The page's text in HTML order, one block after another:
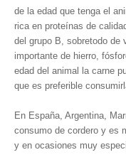
de la edad que tenga el
rica en proteínas de
del grupo B, sobretodo de
importante de hierro,
edad del animal la carne
que es preferible
En España, Argentina,
consumo de cordero y es
y en ocasiones muy